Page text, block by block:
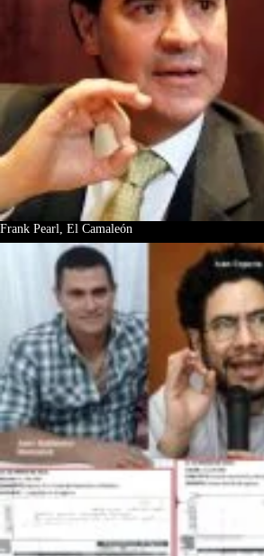
Frank Pearl, El Camaleón